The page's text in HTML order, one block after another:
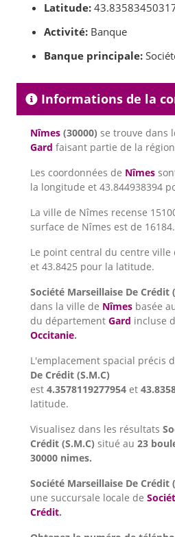
Latitude:
Activité: Banque
Banque principale:
Informations de la
Nîmes (30000) se trouve dans
Gard faisant partie de la région
Les coordonnées de Nîmes
la longitude et 43.844938394
La ville de Nîmes recense
surface de Nîmes est de
Le point central du centre ville
et 43.8425 pour la latitude.
Société Marseillaise De Crédit
dans la ville de Nîmes basée
du département Gard incluse
Occitanie.
L'emplacement spacial précis
De Crédit (S.M.C)
est 4.3578119277954 et
latitude.
Visualisez dans les résultats
Crédit (S.M.C) situé au 23
30000 nimes.
Société Marseillaise De Crédit
une succursale locale de
Crédit.